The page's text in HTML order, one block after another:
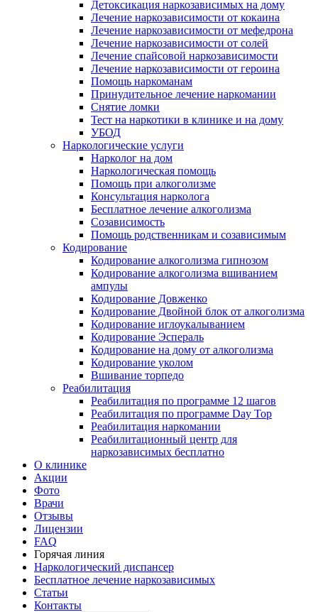
Детоксикация наркозависимых на дому
Лечение наркозависимости от кокаина
Лечение наркозависимости от мефедрона
Лечение наркозависимости от солей
Лечение спайсовой наркозависимости
Лечение наркозависимости от героина
Помощь наркоманам
Принудительное лечение наркомании
Снятие ломки
Тест на наркотики в клинике и на дому
УБОД
Наркологические услуги
Нарколог на дом
Наркологическая помощь
Помощь при алкоголизме
Консультация нарколога
Бесплатное лечение алкоголизма
Созависимость
Помощь родственникам и созависимым
Кодирование
Кодирование алкоголизма гипнозом
Кодирование алкоголизма вшиванием
ампулы
Кодирование Довженко
Кодирование Двойной блок от алкоголизма
Кодирование иглоукалыванием
Кодирование Эспераль
Кодирование на дому от алкоголизма
Кодирование уколом
Вшивание торпедо
Реабилитация
Реабилитация по программе 12 шагов
Реабилитация по программе Day Top
Реабилитация наркомании
Реабилитационный центр для
наркозависимых бесплатно
О клинике
Акции
Фото
Врачи
Отзывы
Лицензии
FAQ
Горячая линия
Наркологический диспансер
Бесплатное лечение наркозависимых
Статьи
Контакты